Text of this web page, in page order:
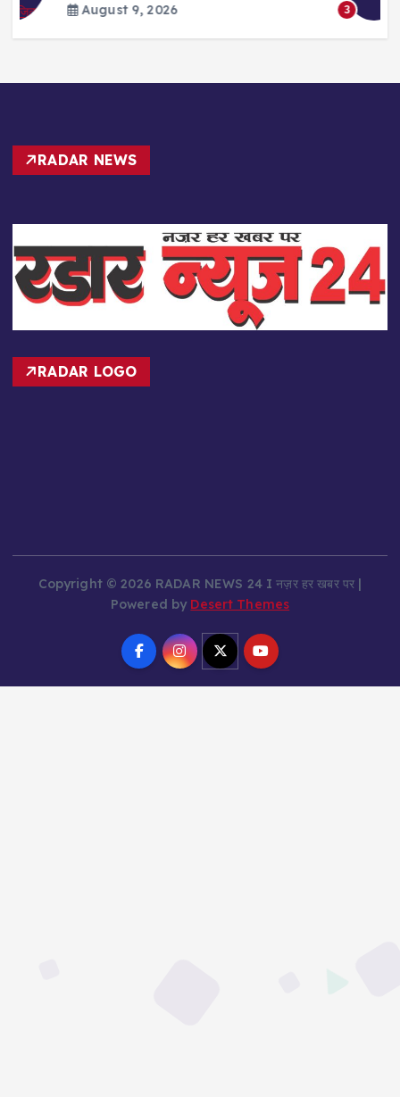
3
August 9, 2026
RADAR NEWS
RADAR LOGO
Copyright © 2026 RADAR NEWS 24 I नज़र हर खबर पर |
Powered by Desert Themes